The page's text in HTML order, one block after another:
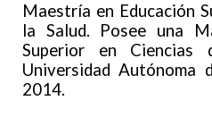
Maestría en Educación
la Salud. Posee una
Superior en
Universidad Autónoma
2014.